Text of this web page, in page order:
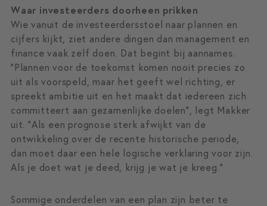
Waar investeerders doorheen prikken
Wie vanuit de investeerdersstoel naar plannen en
cijfers kijkt, ziet andere dingen dan management en
finance vaak zelf doen. Dat begint bij aannames.
“Plannen voor de toekomst komen nooit precies zo
uit als voorspeld, maar het geeft wel richting, er
spreekt ambitie uit en het maakt dat iedereen zich
committeert aan gezamenlijke doelen”, legt Makker
uit. “Als een prognose sterk afwijkt van de
ontwikkeling over de recente historische periode,
dan moet daar een hele logische verklaring voor zijn.
Als je doet wat je deed, krijg je wat je kreeg.”
Sommige onderdelen van een plan zijn beter te